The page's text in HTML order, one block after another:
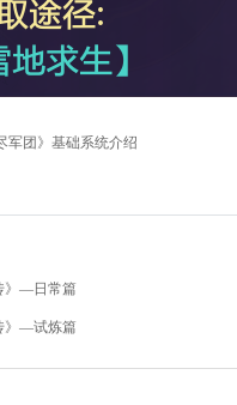
军团》基础系统介绍
》—日常篇
》—试炼篇